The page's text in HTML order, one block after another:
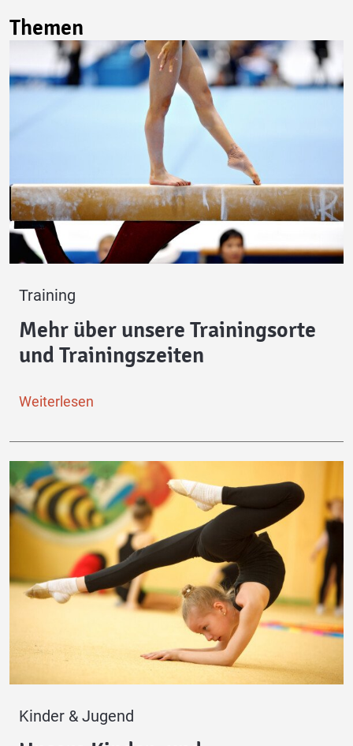
Themen
Training
Mehr über unsere Trainingsorte
und Trainingszeiten
Weiterlesen
Kinder & Jugend